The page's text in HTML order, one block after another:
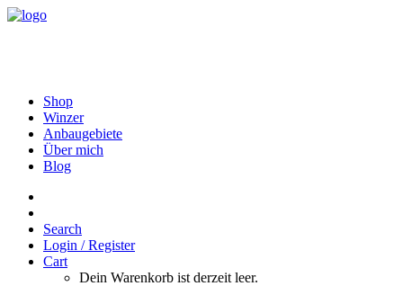
Shop
Winzer
Anbaugebiete
Über mich
Blog
Search
Login / Register
Cart
Dein Warenkorb ist derzeit leer.